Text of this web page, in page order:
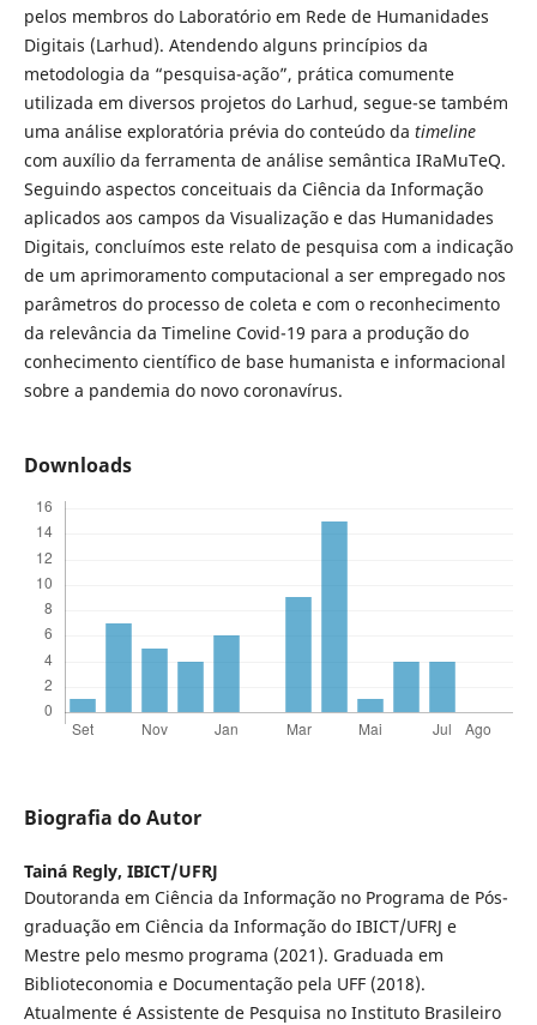
pelos membros do Laboratório em Rede de Humanidades
Digitais (Larhud). Atendendo alguns princípios da
metodologia da “pesquisa-ação”, prática comumente
utilizada em diversos projetos do Larhud, segue-se também
uma análise exploratória prévia do conteúdo da timeline
com auxílio da ferramenta de análise semântica IRaMuTeQ.
Seguindo aspectos conceituais da Ciência da Informação
aplicados aos campos da Visualização e das Humanidades
Digitais, concluímos este relato de pesquisa com a indicação
de um aprimoramento computacional a ser empregado nos
parâmetros do processo de coleta e com o reconhecimento
da relevância da Timeline Covid-19 para a produção do
conhecimento científico de base humanista e informacional
sobre a pandemia do novo coronavírus.
Downloads
Biografia do Autor
Tainá Regly, IBICT/UFRJ
Doutoranda em Ciência da Informação no Programa de Pós-
graduação em Ciência da Informação do IBICT/UFRJ e
Mestre pelo mesmo programa (2021). Graduada em
Biblioteconomia e Documentação pela UFF (2018).
Atualmente é Assistente de Pesquisa no Instituto Brasileiro